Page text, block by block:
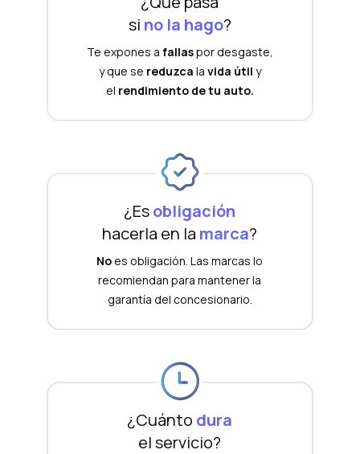
si no la hago?
Te expones a fallaspor desgaste,
y que se reduzca la vida útil y
el rendimiento de tu auto.
¿Esobligación
hacerla en la marca?
Noes obligación. Las marcas lo
recomiendan para mantener la
garantía del concesionario.
¿Cuánto dura
el servicio?